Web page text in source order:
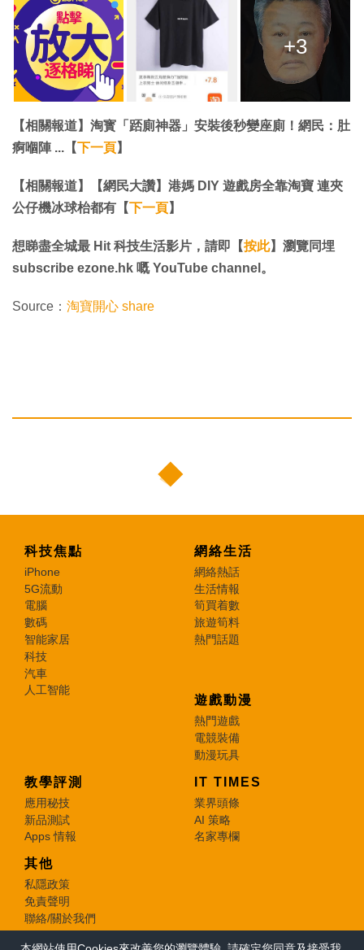
+3
【相關報道】淘寳「踎廁神器」安裝後秒變座廁！網民：肚
痾嗰陣 ...【下一頁】
【相關報道】【網民大讚】港媽 DIY 遊戲房全靠淘寶 連夾
公仔機冰球枱都有【下一頁】
想睇盡全城最 Hit 科技生活影片，請即【按此】瀏覽同埋
subscribe ezone.hk 嘅 YouTube channel。
Source： 淘寶開心 share
科技焦點
iPhone
5G流動
電腦
數碼
智能家居
科技
汽車
人工智能
網絡生活
網絡熱話
生活情報
筍買着數
旅遊筍料
熱門話題
遊戲動漫
熱門遊戲
電競裝備
動漫玩具
教學評測
應用秘技
新品測試
Apps 情報
IT TIMES
業界頭條
AI 策略
名家專欄
其他
私隱政策
免責聲明
聯絡/關於我們